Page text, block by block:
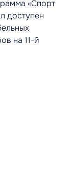
«Спорт
доступен
на 11-й